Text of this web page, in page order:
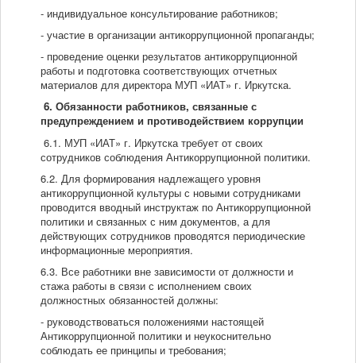
- индивидуальное консультирование работников;
- участие в организации антикоррупционной пропаганды;
- проведение оценки результатов антикоррупционной
работы и подготовка соответствующих отчетных
материалов для директора МУП «ИАТ» г. Иркутска.
6. Обязанности работников, связанные с
предупреждением и противодействием коррупции
6.1. МУП «ИАТ» г. Иркутска требует от своих
сотрудников соблюдения Антикоррупционной политики.
6.2. Для формирования надлежащего уровня
антикоррупционной культуры с новыми сотрудниками
проводится вводный инструктаж по Антикоррупционной
политики и связанных с ним документов, а для
действующих сотрудников проводятся периодические
информационные мероприятия.
6.3. Все работники вне зависимости от должности и
стажа работы в связи с исполнением своих
должностных обязанностей должны:
- руководствоваться положениями настоящей
Антикоррупционной политики и неукоснительно
соблюдать ее принципы и требования;